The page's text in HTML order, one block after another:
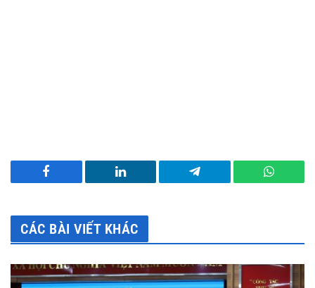
Facebook LinkedIn Telegram
CÁC BÀI VIẾT KHÁC